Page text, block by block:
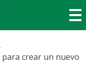
crear un nuevo